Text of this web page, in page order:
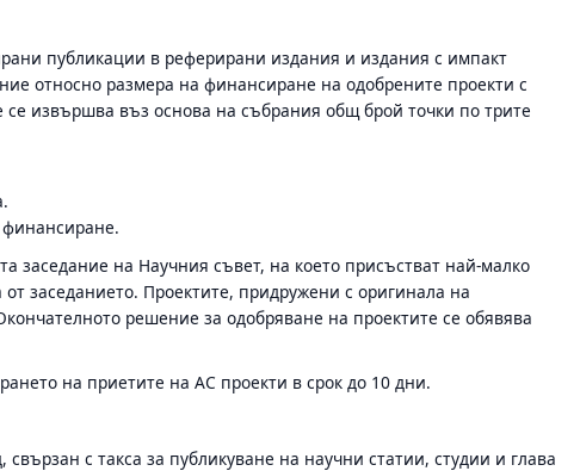
публикации в реферирани издания и издания с импакт
относно размера на финансиране на одобрените проекти с
извършва въз основа на събрания общ брой точки по трите
финансиране.
заседание на Научния съвет, на което присъстват най-малко
заседанието. Проектите, придружени с оригинала на
решение за одобряване на проектите се обявява
на приетите на АС проекти в срок до 10 дни.
с такса за публикуване на научни статии, студии и глава